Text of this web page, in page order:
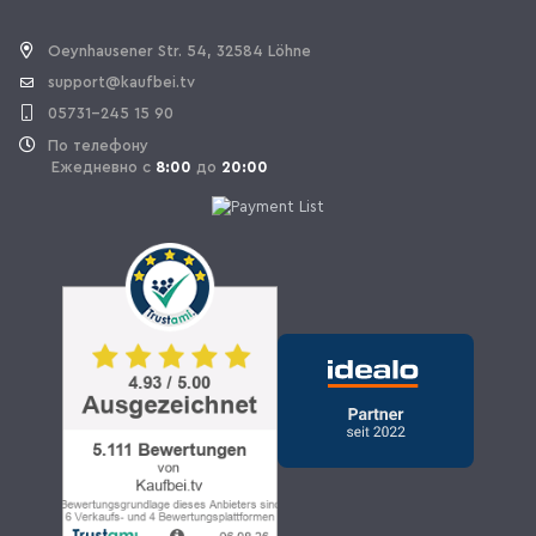
Oeynhausener Str. 54, 32584 Löhne
support@kaufbei.tv
05731-245 15 90
По телефону
Ежедневно с 8:00 до 20:00